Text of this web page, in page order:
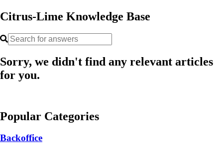
Citrus-Lime Knowledge Base
Sorry, we didn't find any relevant articles
for you.
Popular Categories
Backoffice